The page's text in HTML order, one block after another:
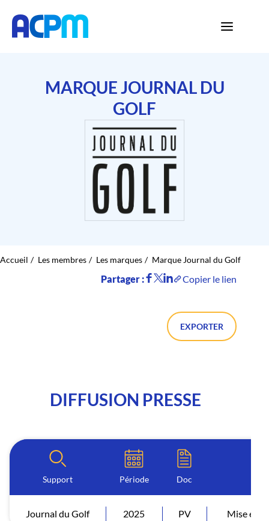
MARQUE JOURNAL DU
GOLF
Accueil Les membres Les marques Marque Journal du Golf
Partager : Copier le lien
EXPORTER
DIFFUSION PRESSE
Support Période Doc
Journal du Golf 2025 PV Mise en